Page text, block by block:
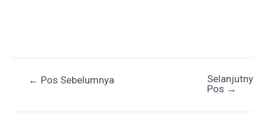
Post← Pos Sebelumnya
Selanjutnya
Pos →